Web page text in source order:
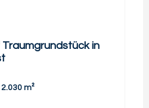
in
2.030 m²